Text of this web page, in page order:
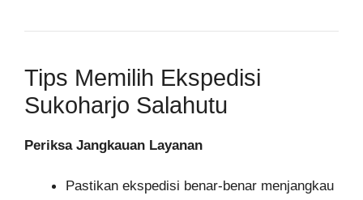
Tips Memilih Ekspedisi
Sukoharjo Salahutu
Periksa Jangkauan Layanan
Pastikan ekspedisi benar-benar menjangkau